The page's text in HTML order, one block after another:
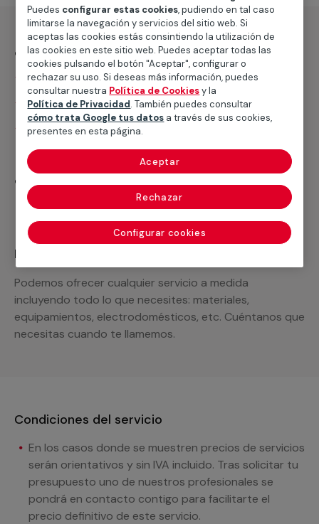
¿Qué incluye?
Desplazamiento
Presupuesto gratis y sin compromiso
Mano de obra de reparación hasta 1 hora
¿Qué no incluye?
Recuerda que en MULTIMAP
Podemos ofrecer cualquier servicio a medida
incluyendo todo lo que necesites: materiales,
equipamientos, electrodomésticos, etc. Cuéntanos que
necesitas cuando te llamemos.
Condiciones del servicio
En los casos donde se muestren precios de servicios
serán orientativos y sin IVA incluido. Tras solicitar tu
presupuesto uno de nuestros profesionales se
pondrá en contacto contigo para facilitarte el
precio definitivo de este servicio.
Puedes configurar estas cookies, pudiendo en tal caso
limitarse la navegación y servicios del sitio web. Si
aceptas las cookies estás consintiendo la utilización de
las cookies en este sitio web. Puedes aceptar todas las
cookies pulsando el botón "Aceptar", configurar o
rechazar su uso. Si deseas más información, puedes
consultar nuestra Política de Cookiesy la
Política de Privacidad. También puedes consultar
cómo trata Google tus datos a través de sus cookies,
presentes en esta página.
Configurar cookies
Rechazar
Aceptar